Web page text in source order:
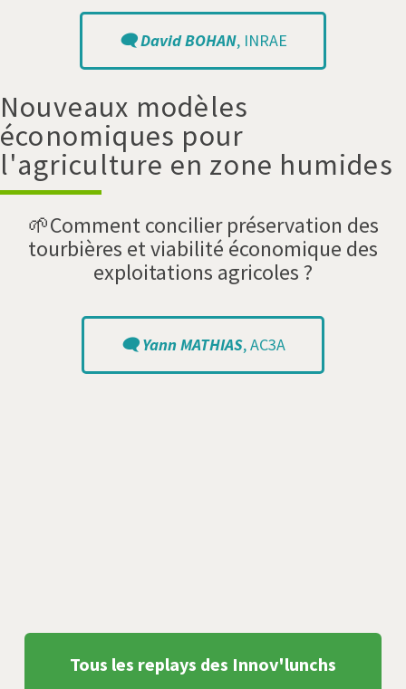
🗨️ David BOHAN, INRAE
Nouveaux modèles
économiques pour
l'agriculture en zone humides
🌱Comment concilier préservation des
tourbières et viabilité économique des
exploitations agricoles ?
🗨️ Yann MATHIAS, AC3A
Tous les replays des Innov'lunchs